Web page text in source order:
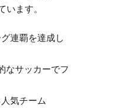
います。
連覇を達成し
なサッカーでフ
気チーム